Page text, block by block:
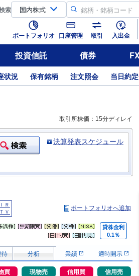
索
ポートフォリオ 口座管理 取引 入出金
投資信託 債券
状況 保有銘柄 注文照会 当日約
取引所株価：15分ディレイ
決算発表スケジュール
ＩＲ
ＴＶ
ポートフォリオへ追加
貸株金利
0.1％
待 分析 業績 適時開示
買 現物売 信用買 信用売